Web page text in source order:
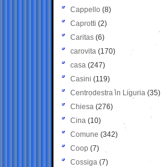
Cappello (8)
Caprotti (2)
Caritas (6)
carovita (170)
casa (247)
Casini (119)
Centrodestra in Liguria (35)
Chiesa (276)
Cina (10)
Comune (342)
Coop (7)
Cossiga (7)